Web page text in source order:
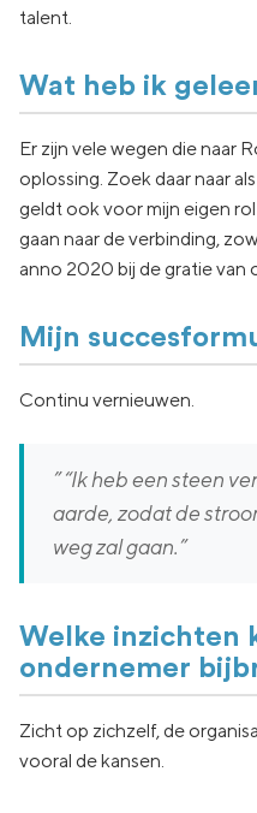
talent.
Wat heb ik
Er zijn vele wegen die naar
oplossing. Zoek daar naar
geldt ook voor mijn eigen
gaan naar de verbinding,
anno 2020 bij de gratie van
Mijn
Continu vernieuwen.
” “Ik heb een steen
aarde, zodat de
weg zal gaan.”
Welke inzichten
ondernemer
Zicht op zichzelf, de
vooral de kansen.